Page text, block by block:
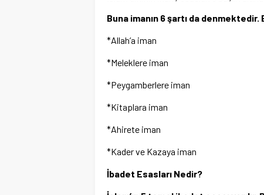
Buna imanın 6 şartı da denmektedir.
*Allah’a iman
*Meleklere iman
*Peygamberlere iman
*Kitaplara iman
*Ahirete iman
*Kader ve Kazaya iman
İbadet Esasları Nedir?